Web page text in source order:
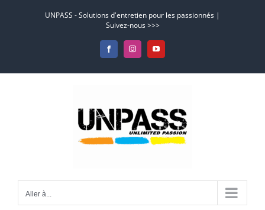
UNPASS - Solutions d'entretien pour les passionnés |
Suivez-nous >>>
FacebookInstagramYouTube
Aller à...